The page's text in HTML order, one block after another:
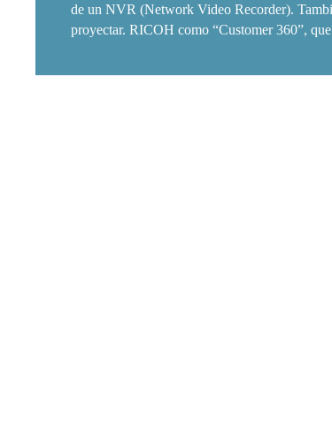
de un NVR (Network Video Recorder).
proyectar. RICOH como “Customer 360”,